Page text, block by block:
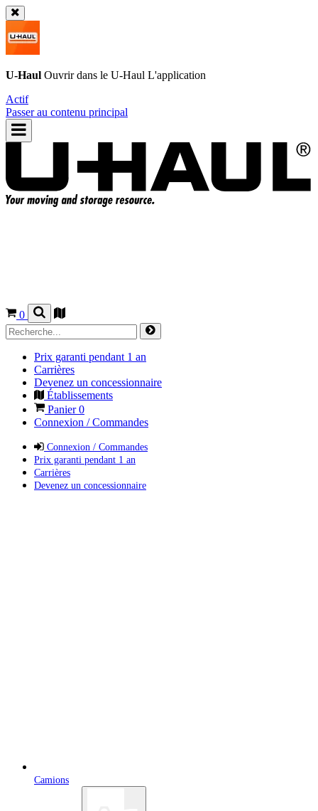
U-Haul Ouvrir dans le U-Haul L'application
Actif
Passer au contenu principal
0
Prix garanti pendant 1 an
Carrières
Devenez un concessionnaire
Établissements
Panier0
Connexion / Commandes
Connexion / Commandes
Prix garanti pendant 1 an
Carrières
Devenez un concessionnaire
Camions